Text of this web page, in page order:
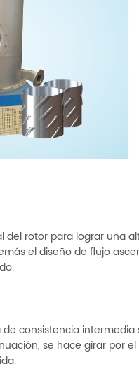
del rotor para lograr una
el diseño de flujo
consistencia
se hace girar por